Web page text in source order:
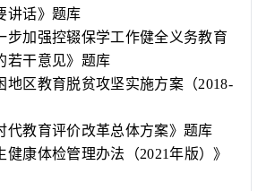
讲话》题库
步加强控辍保学工作健全义务教育
若干意见》题库
地区教育脱贫攻坚实施方案（2018-
代教育评价改革总体方案》题库
健康体检管理办法（2021年版）》